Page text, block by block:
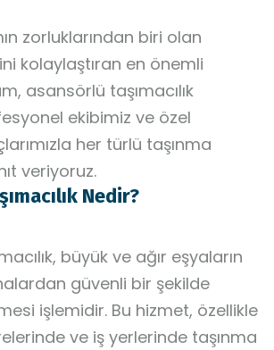
zorluklarından biri olan
kolaylaştıran en önemli
asansörlü taşımacılık
ekibimiz ve özel
her türlü taşınma
veriyoruz.
Nedir?
büyük ve ağır eşyaların
güvenli bir şekilde
işlemidir. Bu hizmet, özellikle
ve iş yerlerinde taşınma